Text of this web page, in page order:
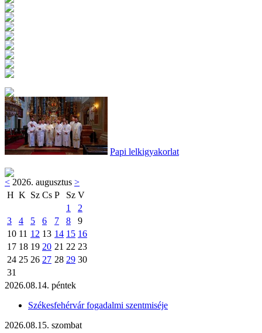
Papi lelkigyakorlat
< 2026. augusztus >
H K Sz Cs P Sz V
1
2
3
4 5 6 7 8
9
10 11 12 13 14 15 16
17 18 19 20 21 22 23
24 25 26 27 28 29 30
31
2026.08.14. péntek
Székesfehérvár fogadalmi szentmiséje
2026.08.15. szombat